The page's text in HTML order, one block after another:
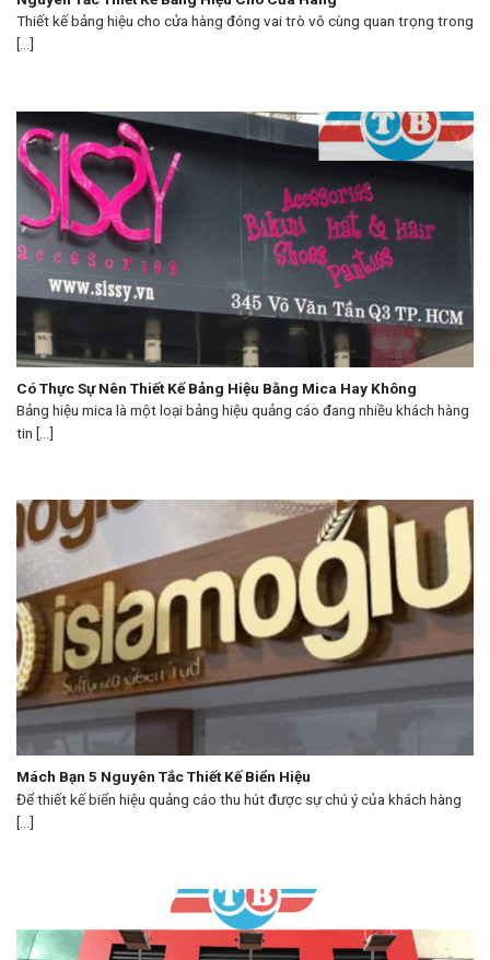
Thiết kế bảng hiệu cho cửa hàng đóng vai trò vô cùng quan trọng trong
[...]
Có Thực Sự Nên Thiết Kế Bảng Hiệu Bằng Mica Hay Không
Bảng hiệu mica là một loại bảng hiệu quảng cáo đang nhiều khách hàng
tin [...]
Mách Bạn 5 Nguyên Tắc Thiết Kế Biển Hiệu
Để thiết kế biển hiệu quảng cáo thu hút được sự chú ý của khách hàng
[...]